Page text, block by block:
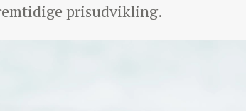
prisudvikling.